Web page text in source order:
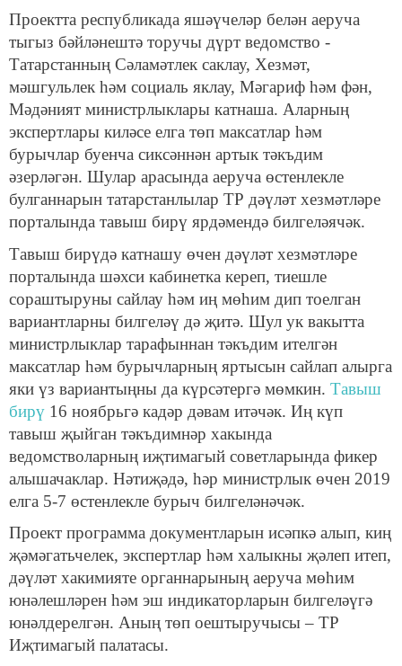
Проектта республикада яшәүчеләр белән аеруча
тыгыз бәйләнештә торучы дүрт ведомство -
Татарстанның Сәламәтлек саклау, Хезмәт,
мәшгульлек һәм социаль яклау, Мәгариф һәм фән,
Мәдәният министрлыклары катнаша. Аларның
экспертлары киләсе елга төп максатлар һәм
бурычлар буенча сиксәннән артык тәкъдим
әзерләгән. Шулар арасында аеруча өстенлекле
булганнарын татарстанлылар ТР дәүләт хезмәтләре
порталында тавыш бирү ярдәмендә билгеләячәк.
Тавыш бирүдә катнашу өчен дәүләт хезмәтләре
порталында шәхси кабинетка кереп, тиешле
сораштыруны сайлау һәм иң мөһим дип тоелган
вариантларны билгеләү дә җитә. Шул ук вакытта
министрлыклар тарафыннан тәкъдим ителгән
максатлар һәм бурычларның яртысын сайлап алырга
яки үз вариантыңны да күрсәтергә мөмкин. Тавыш
бирү 16 ноябрьгә кадәр дәвам итәчәк. Иң күп
тавыш җыйган тәкъдимнәр хакында
ведомстволарның иҗтимагый советларында фикер
алышачаклар. Нәтиҗәдә, һәр министрлык өчен 2019
елга 5-7 өстенлекле бурыч билгеләнәчәк.
Проект программа документларын исәпкә алып, киң
җәмәгатьчелек, экспертлар һәм халыкны җәлеп итеп,
дәүләт хакимияте органнарының аеруча мөһим
юнәлешләрен һәм эш индикаторларын билгеләүгә
юнәлдерелгән. Аның төп оештыручысы – ТР
Иҗтимагый палатасы.